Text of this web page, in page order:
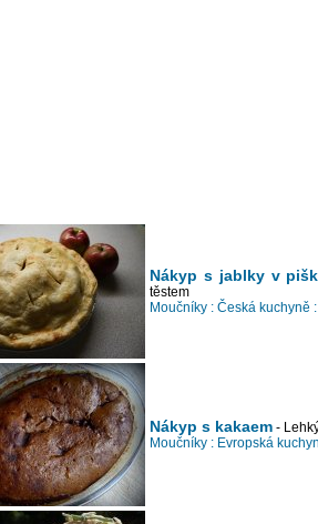
Nákyp s jablky v
těstem
Moučníky : Česká kuchyně :
Nákyp s kakaem -
Moučníky : Evropská